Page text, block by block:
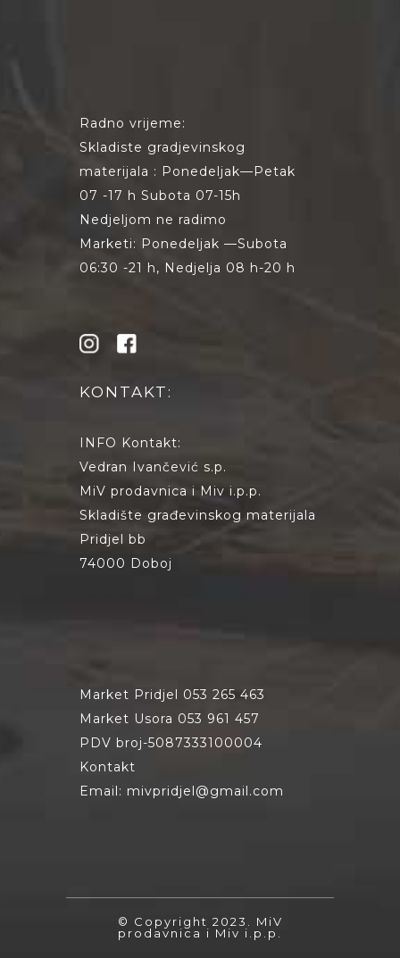
Radno vrijeme:
Skladiste gradjevinskog
materijala : Ponedeljak—Petak
07 -17 h Subota 07-15h
Nedjeljom ne radimo
Marketi: Ponedeljak —Subota
06:30 -21 h, Nedjelja 08 h-20 h
KONTAKT:
INFO Kontakt:
Vedran Ivančević s.p.
MiV prodavnica i Miv i.p.p.
Skladište građevinskog materijala
Pridjel bb
74000 Doboj
Market Pridjel 053 265 463
Market Usora 053 961 457
PDV broj-5087333100004
Kontakt
Email: mivpridjel@gmail.com
© Copyright 2023. MiV
prodavnica i Miv i.p.p.